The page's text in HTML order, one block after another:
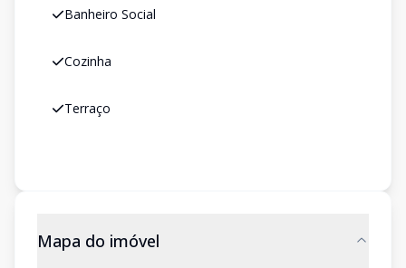
Banheiro Social
Cozinha
Terraço
Mapa do imóvel